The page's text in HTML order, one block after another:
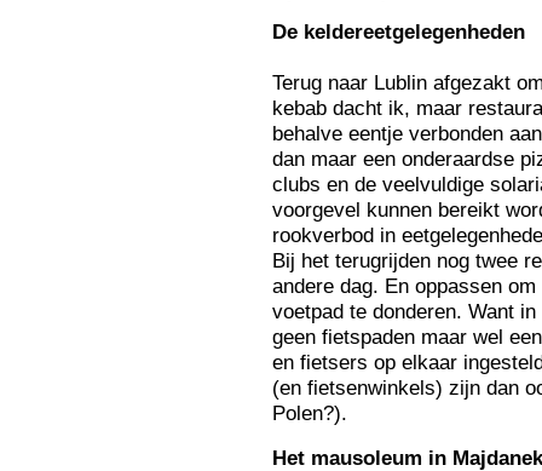
De keldereetgelegenheden
Terug naar Lublin afgezakt
kebab dacht ik, maar
behalve eentje verbonden
dan maar een onderaardse
clubs en de veelvuldige
voorgevel kunnen bereikt
rookverbod in
Bij het terugrijden nog twee
andere dag. En oppassen
voetpad te donderen. Want
geen fietspaden maar wel
en fietsers op elkaar
(en fietsenwinkels) zijn dan
Polen?).
Het mausoleum in Majdanek